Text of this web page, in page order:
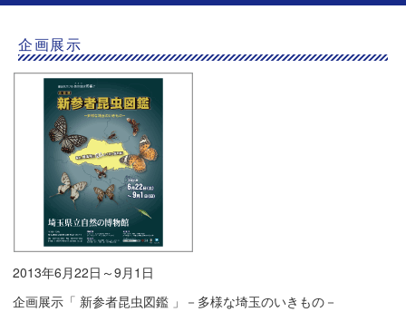
企画展示
2013年6月22日～9月1日
企画展示「 新参者昆虫図鑑 」－多様な埼玉のいきもの－